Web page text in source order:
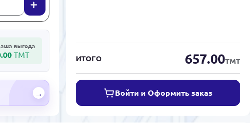
выгода
ТМТ
→
ИТОГО 657.00ТМТ
Войти и Оформить заказ